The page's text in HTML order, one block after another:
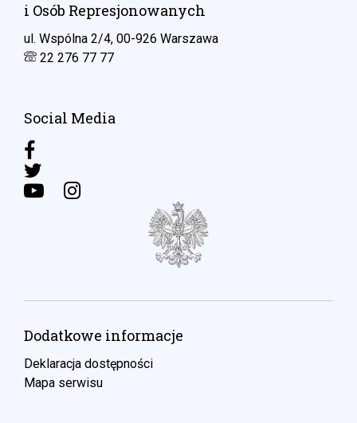
i Osób Represjonowanych
ul. Wspólna 2/4, 00-926 Warszawa
22 276 77 77
Social Media
Dodatkowe informacje
Deklaracja dostępności
Mapa serwisu